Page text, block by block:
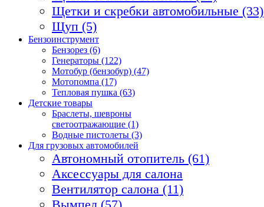
Щетки и скребки автомобильные (33)
Щуп (5)
Бензоинструмент
Бензорез (6)
Генераторы (122)
Мотобур (бензобур) (47)
Мотопомпа (17)
Тепловая пушка (63)
Детские товары
Браслеты, шевроны
светоотражающие (1)
Водные пистолеты (3)
Для грузовых автомобилей
Автономный отопитель (61)
Аксессуары для салона
Вентилятор салона (11)